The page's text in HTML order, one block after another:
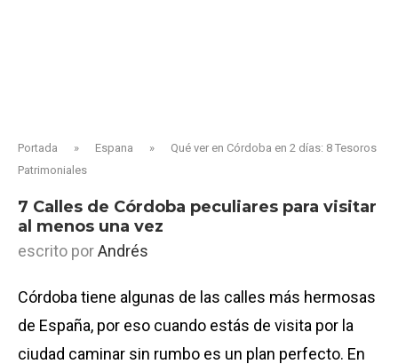
Portada » Espana »
Qué ver en Córdoba en 2 días: 8 Tesoros
Patrimoniales
7 Calles de Córdoba peculiares para visitar
al menos una vez
escrito porAndrés
Córdoba tiene algunas de las calles más hermosas
de España, por eso cuando estás de visita por la
ciudad caminar sin rumbo es un plan perfecto. En